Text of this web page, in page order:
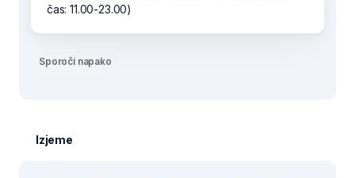
čas: 11.00-23.00)
Sporoči napako
Izjeme